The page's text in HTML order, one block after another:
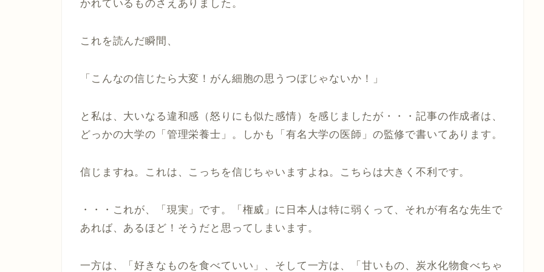
かれているものさえありました。
これを読んだ瞬間、
「こんなの信じたら大変！がん細胞の思うつぼじゃないか！」
と私は、大いなる違和感（怒りにも似た感情）を感じましたが・・・記事の作成者は、
どっかの大学の「管理栄養士」。しかも「有名大学の医師」の監修で書いてあります。
信じますね。これは、こっちを信じちゃいますよね。こちらは大きく不利です。
・・・これが、「現実」です。「権威」に日本人は特に弱くって、それが有名な先生で
あれば、あるほど！そうだと思ってしまいます。
一方は、「好きなものを食べていい」、そして一方は、「甘いもの、炭水化物食べちゃ